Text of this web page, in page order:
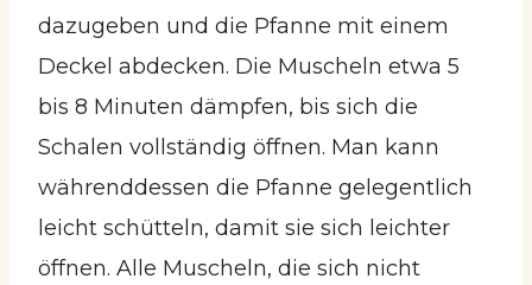
dazugeben und die Pfanne mit einem
Deckel abdecken. Die Muscheln etwa 5
bis 8 Minuten dämpfen, bis sich die
Schalen vollständig öffnen. Man kann
währenddessen die Pfanne gelegentlich
leicht schütteln, damit sie sich leichter
öffnen. Alle Muscheln, die sich nicht